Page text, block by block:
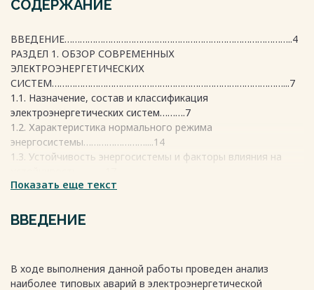
СОДЕРЖАНИЕ
ВВЕДЕНИЕ……………………………………………………………………………..4
РАЗДЕЛ 1. ОБЗОР СОВРЕМЕННЫХ
ЭЛЕКТРОЭНЕРГЕТИЧЕСКИХ
СИСТЕМ………………………………………………………………………………...7
1.1. Назначение, состав и классификация
электроэнергетических систем……….7
1.2. Характеристика нормального режима
энергосистемы……………………....14
1.3. Устойчивость энергосистемы и факторы влияния на
1.4. Динамика устойчивости при развитии аварии
ВЫВОДЫ ПО РАЗДЕЛУ
1……………………………………………………………25
РАЗВИТИЯ КРУПНЫХ АВАРИЙ
Показать еще текст
ВВЕДЕНИЕ
В ходе выполнения данной работы проведен анализ
наиболее типовых аварий в электроэнергетической